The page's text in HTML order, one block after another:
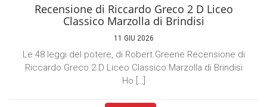
Recensione di Riccardo Greco 2 D Liceo
Classico Marzolla di Brindisi
11 GIU 2026
Le 48 leggi del potere, di Robert Greene Recensione di
Riccardo Greco 2 D Liceo Classico Marzolla di Brindisi
Ho […]